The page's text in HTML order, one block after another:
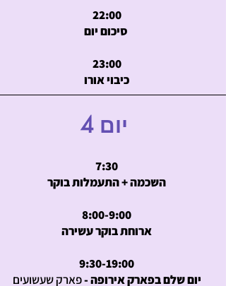
22:00
23:00
כיבוי אורו
4 יום
7:30
השכמה + התעמלות בוקר
8:00-9:00
ארוחת בוקר עשירה
9:30-19:00
יום שלם בפארק אירופה -פארק שעשועים